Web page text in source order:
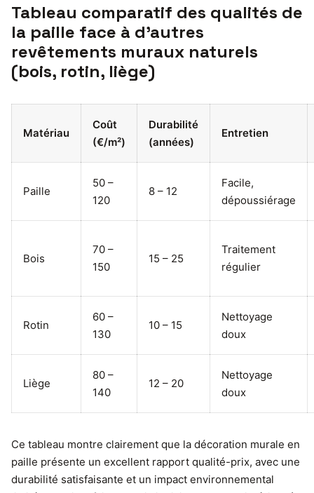
Tableau comparatif des qualités de
la paille face à d’autres
revêtements muraux naturels
(bois, rotin, liège)
Matériau
Coût
(€/m²)
Durabilité
(années)
Entretien
Paille
50 –
120
8 – 12
Facile,
dépoussiérage
Bois
70 –
150
15 – 25
Traitement
régulier
Rotin
60 –
130
10 – 15
Nettoyage
doux
Liège
80 –
140
12 – 20
Nettoyage
doux
Ce tableau montre clairement que la décoration murale en
paille présente un excellent rapport qualité-prix, avec une
durabilité satisfaisante et un impact environnemental